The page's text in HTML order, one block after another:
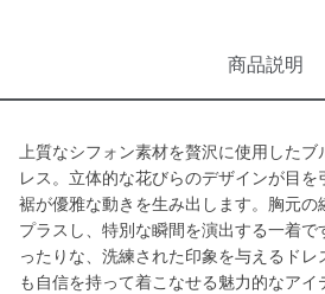
商品説明
上質なシフォン素材を贅沢に使用した
レス。立体的な花びらのデザインが目を
裾が優雅な動きを生み出します。胸元の
プラスし、特別な瞬間を演出する一着
ったりな、洗練された印象を与えるド
も自信を持って着こなせる魅力的なアイ